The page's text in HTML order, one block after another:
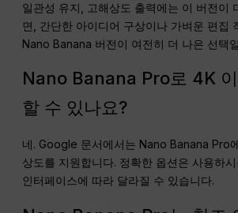
일관성 유지, 고해상도 출력에는 이 버전이
면, 간단한 아이디어 구상이나 가벼운 편집
Nano Banana 버전이 여전히 더 나은 선택
Nano Banana Pro로 4K
할 수 있나요?
네. Google 문서에서는 Nano Banana Pro
상도를 지원합니다. 정확한 옵션은 사용하
인터페이스에 따라 달라질 수 있습니다.